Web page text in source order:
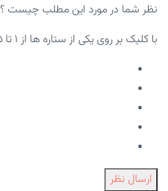
نظر شما در مورد این مطلب چیست ؟
با کلیک بر روی یکی از ستاره ها از ۱ تا ۵ امتیاز دهید :
ارسال نظر